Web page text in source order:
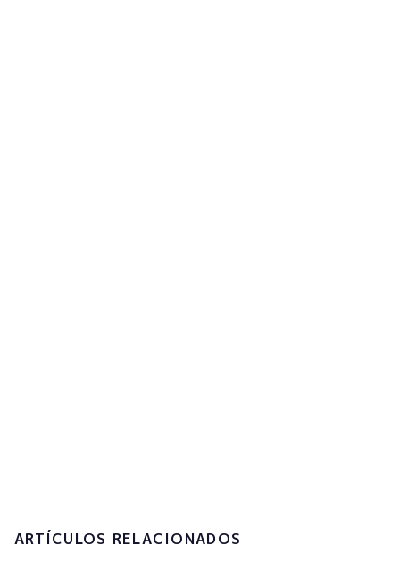
ARTÍCULOS RELACIONADOS